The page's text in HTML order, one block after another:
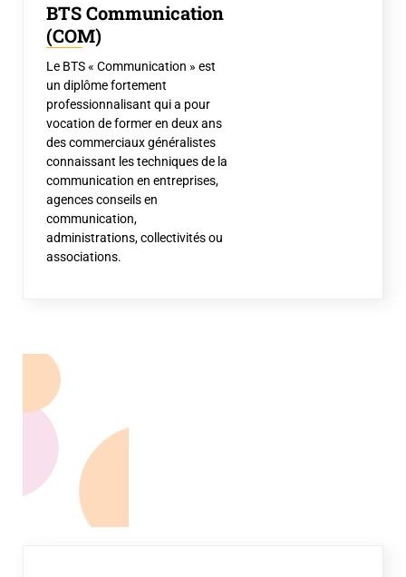
BTS Communication
(COM)
Le BTS « Communication » est
un diplôme fortement
professionnalisant qui a pour
vocation de former en deux ans
des commerciaux généralistes
connaissant les techniques de la
communication en entreprises,
agences conseils en
communication,
administrations, collectivités ou
associations.